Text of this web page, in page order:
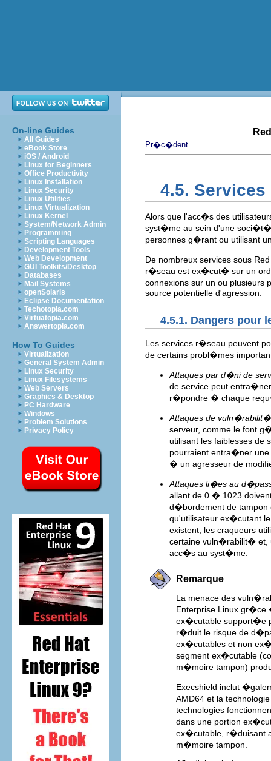
On-line Guides
All Guides
eBook Store
iOS / Android
Linux for Beginners
Office Productivity
Linux Installation
Linux Security
Linux Utilities
Linux Virtualization
Linux Kernel
System/Network Admin
Programming
Scripting Languages
Development Tools
Web Development
GUI Toolkits/Desktop
Databases
Mail Systems
openSolaris
Eclipse Documentation
Techotopia.com
Virtuatopia.com
Answertopia.com
How To Guides
Virtualization
General System Admin
Linux Security
Linux Filesystems
Web Servers
Graphics & Desktop
PC Hardware
Windows
Problem Solutions
Privacy Policy
Pr�c�dent
4.5.
Alors que l'acc�s des
syst�me au sein d'une
personnes g�rant ou utilisant
De nombreux services sous
r�seau est ex�cut� sur un
connexions sur un ou
source potentielle d'agression.
4.5.1. Dangers pour
Les services r�seau peuvent
de certains probl�mes
Attaques par d�ni de
de service peut
r�pondre � chaque
Attaques de
serveur, comme le font
utilisant les faiblesses
pourraient entra�ner
� un agresseur de
Attaques li�es au
allant de 0 � 1023
d�bordement de tampon
qu'utilisateur ex�cutant
existent, les craqueurs
certaine vuln�rabilit� et,
acc�s au syst�me.
Remarque
La menace des
Enterprise Linux
ex�cutable support�e
r�duit le risque de
ex�cutables et non
segment ex�cutable
m�moire tampon)
Execshield inclut
AMD64 et la
technologies
dans une portion
ex�cutable, r�duisant
m�moire tampon.